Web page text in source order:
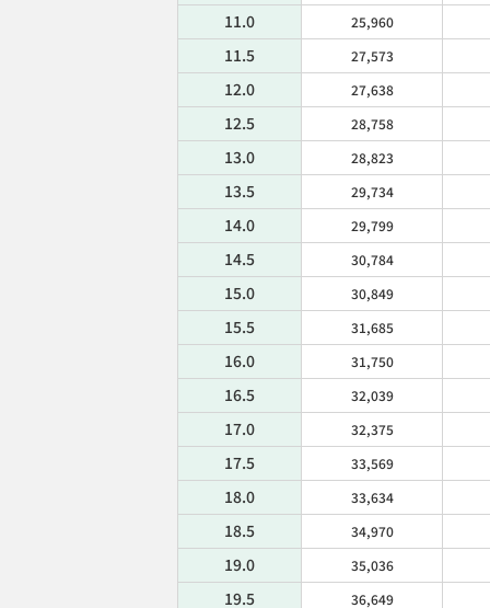
11.0 25,960
11.5 27,573
12.0 27,638
12.5 28,758
13.0 28,823
13.5 29,734
14.0 29,799
14.5 30,784
15.0 30,849
15.5 31,685
16.0 31,750
16.5 32,039
17.0 32,375
17.5 33,569
18.0 33,634
18.5 34,970
19.0 35,036
19.5 36,649